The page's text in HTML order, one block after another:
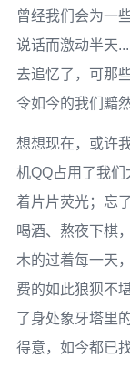
曾经我们会为一
说话而激动半天
去追忆了，可那
令如今的我们黯
想想现在，或许
机QQ占用了我
着片片荧光；忘
喝酒、熬夜下棋
木的过着每一天
费的如此狼狈不
了身处象牙塔里
得意，如今都已